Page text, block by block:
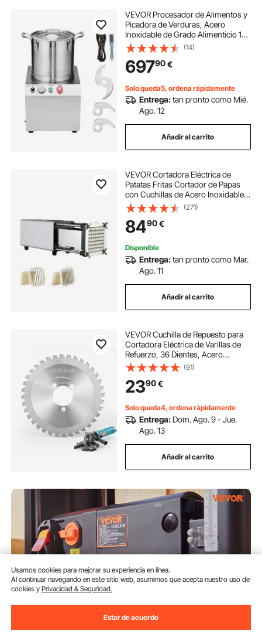
VEVOR Procesador de Alimentos y
Picadora de Verduras, Acero
Inoxidable de Grado Alimenticio 15
L con 2 Cuchillas Curvas S
Adicionales, para Picar Verduras,
Frutas, Granos y Nueces, 400 x
405 x 610 mm
(14)
69790€
Solo queda5, ordena rápidamente
Entrega:tan pronto como Mié.
Ago. 12
Añadir al carrito
VEVOR Cortadora Eléctrica de
Patatas Fritas Cortador de Papas
con Cuchillas de Acero Inoxidable
de 1/2" y 3/8" Cortador de Papas
con Patas Antideslizantes para
Pepinos, Verduras, Zanahorias,
Plata
(271)
8490€
Disponible
Entrega:tan pronto como Mar.
Ago. 11
Añadir al carrito
VEVOR Cuchilla de Repuesto para
Cortadora Eléctrica de Varillas de
Refuerzo, 36 Dientes, Acero
Tratado Térmicamente de Alta
Dureza, Orificio 34 mm, Punta de
Aleación Cerámica, 140 x 140 x 1,9
mm
(91)
2390€
Solo queda4, ordena rápidamente
Entrega: Dom. Ago. 9 - Jue.
Ago. 13
Añadir al carrito
Usamos cookies para mejorar su experiencia en línea.
Al continuar navegando en este sitio web, asumimos que acepta nuestro uso de
cookies yPrivacidad & Seguridad.
Estar de acuerdo